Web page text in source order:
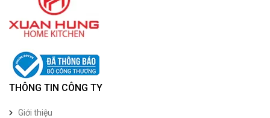
THÔNG TIN CÔNG TY
Giới thiệu